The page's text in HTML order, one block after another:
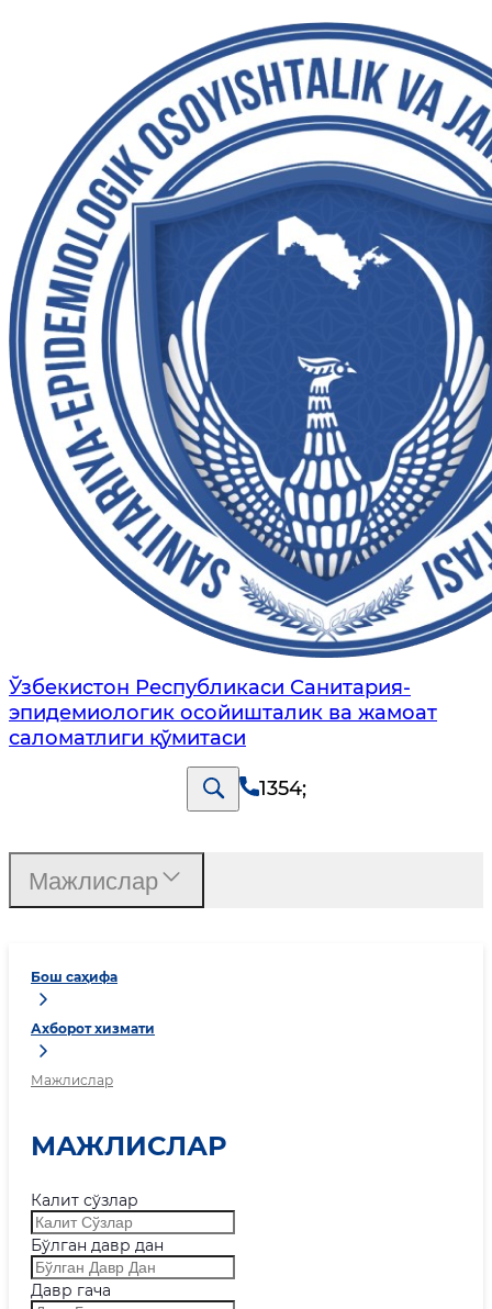
Ўзбекистон Республикаси Санитария-
эпидемиологик осойишталик ва жамоат
саломатлиги қўмитаси
1354;
Бош саҳифа
Ахборот хизмати
Мажлислар
МАЖЛИСЛАР
Калит сўзлар
Бўлган давр дан
Давр гача
Мажлислар